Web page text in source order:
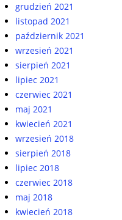
grudzień 2021
listopad 2021
październik 2021
wrzesień 2021
sierpień 2021
lipiec 2021
czerwiec 2021
maj 2021
kwiecień 2021
wrzesień 2018
sierpień 2018
lipiec 2018
czerwiec 2018
maj 2018
kwiecień 2018